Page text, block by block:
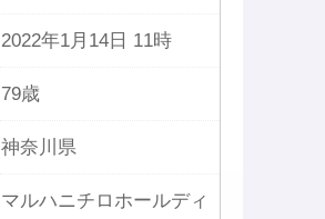
2022年1月14日 11時
79歳
神奈川県
マルハニチロホールディ